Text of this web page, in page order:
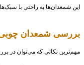
این شمعدان‌ها به راحتی با
بررسی شمعدان
مهم‌ترین نکاتی که می‌توان در